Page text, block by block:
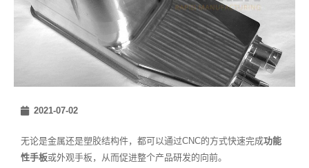
2021-07-02
无论是金属还是塑胶结构件，都可以通过CNC的方式快速完成功能
性手板或外观手板，从而促进整个产品研发的向前。